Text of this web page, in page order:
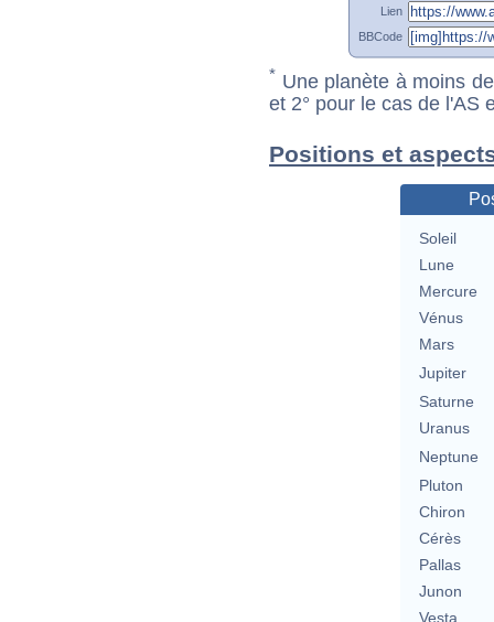
Lien
BBCode
* Une planète à moins
et 2° pour le cas de l'AS
Positions et
Soleil
Lune
Mercure
Vénus
Mars
Jupiter
Saturne
Uranus
Neptune
Pluton
Chiron
Cérès
Pallas
Junon
Vesta